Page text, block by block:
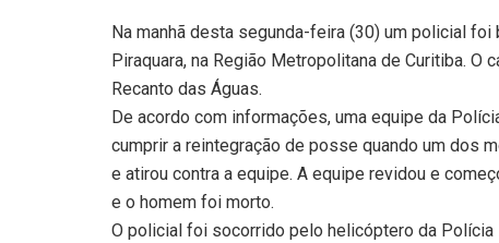
Na manhã desta segunda-feira (30) um policial
Piraquara, na Região Metropolitana de Curitiba. O
Recanto das Águas.
De acordo com informações, uma equipe da
cumprir a reintegração de posse quando um dos
e atirou contra a equipe. A equipe revidou e
e o homem foi morto.
O policial foi socorrido pelo helicóptero da Polícia